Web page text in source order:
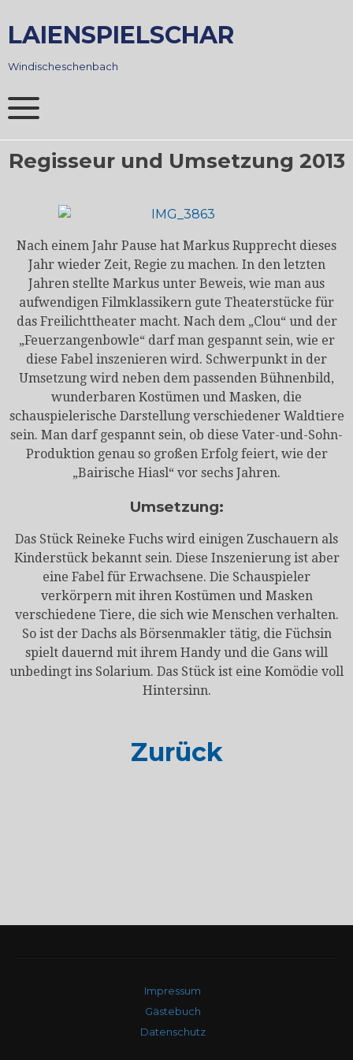
to
content
LAIENSPIELSCHAR
Windischeschenbach
Regisseur und Umsetzung 2013
Nach einem Jahr Pause hat Markus Rupprecht dieses
Jahr wieder Zeit, Regie zu machen. In den letzten
Jahren stellte Markus unter Beweis, wie man aus
aufwendigen Filmklassikern gute Theaterstücke für
das Freilichttheater macht. Nach dem „Clou“ und der
„Feuerzangenbowle“ darf man gespannt sein, wie er
diese Fabel inszenieren wird. Schwerpunkt in der
Umsetzung wird neben dem passenden Bühnenbild,
wunderbaren Kostümen und Masken, die
schauspielerische Darstellung verschiedener Waldtiere
sein. Man darf gespannt sein, ob diese Vater-und-Sohn-
Produktion genau so großen Erfolg feiert, wie der
„Bairische Hiasl“ vor sechs Jahren.
Umsetzung:
Das Stück Reineke Fuchs wird einigen Zuschauern als
Kinderstück bekannt sein. Diese Inszenierung ist aber
eine Fabel für Erwachsene. Die Schauspieler
verkörpern mit ihren Kostümen und Masken
verschiedene Tiere, die sich wie Menschen verhalten.
So ist der Dachs als Börsenmakler tätig, die Füchsin
spielt dauernd mit ihrem Handy und die Gans will
unbedingt ins Solarium. Das Stück ist eine Komödie voll
Hintersinn.
Zurück
Impressum
Gästebuch
Datenschutz